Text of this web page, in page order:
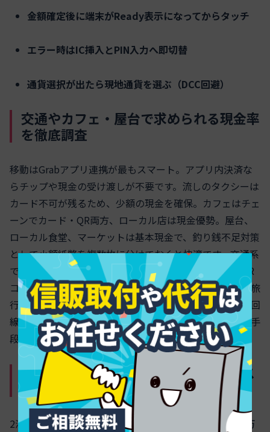
金額確定後に端末がReady表示になってからタッチ
エラー時はIC挿入とPIN入力へ即切替
通貨選択が出たら現地通貨を選ぶ（DCC回避）
交通やカフェ・屋台で求められる現金率
を徹底調査
移動はGrabアプリ連携が最もスマート。アプリ内決済な
らチップや現金の受け渡しが不要です。流しのタクシーは
カード不可が残るため、少額の現金を確保。カフェはチェ
ーンでカード・QR両方、ローカル店は現金優勢。屋台、
ローカル食堂、マーケットは基本現金で、釣り銭不足対策
として小額紙幣を複数枚に分けておくと快適です。交通系
では空港バスと路線バスの多くが現金払い。アプリのQR
コード決済は都市部の店舗で普及していますが、日本人旅
行者は
クレジットカード＋現金の併用 が現実的。端末や回
線の不調は珍しくないため、決済が落ちない時は支払い手
段を即切替し、待ち列を作らないのがコツです。
2〜4泊の現金目安とカード・QRのベス
トミックス
2泊は1.5〜2万円相当、3泊は2〜2.5万円、4泊は2.5〜3万